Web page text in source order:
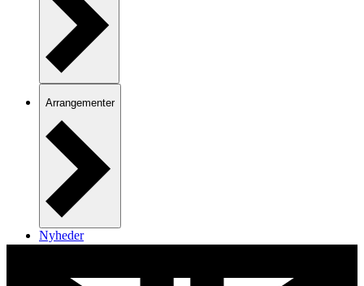
Arrangementer
Nyheder